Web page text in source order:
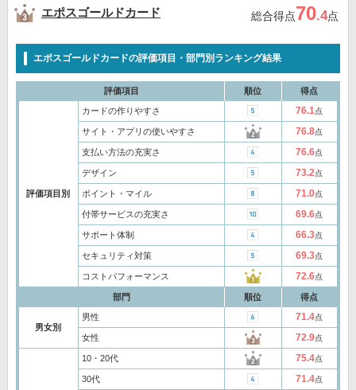
エポスゴールドカード 総合得点70.4点
エポスゴールドカードの評価項目・部門別ランキング結果
評価項目 順位 得点
評価項目別
カードの作りやすさ 76.1点
サイト・アプリの使いやすさ 76.8点
支払い方法の充実さ 76.6点
デザイン 73.2点
ポイント・マイル 71.0点
付帯サービスの充実さ 69.6点
サポート体制 66.3点
セキュリティ対策 69.3点
コストパフォーマンス 72.6点
部門 順位 得点
男女別
男性 71.4点
女性 72.9点
10・20代 75.4点
30代 71.4点